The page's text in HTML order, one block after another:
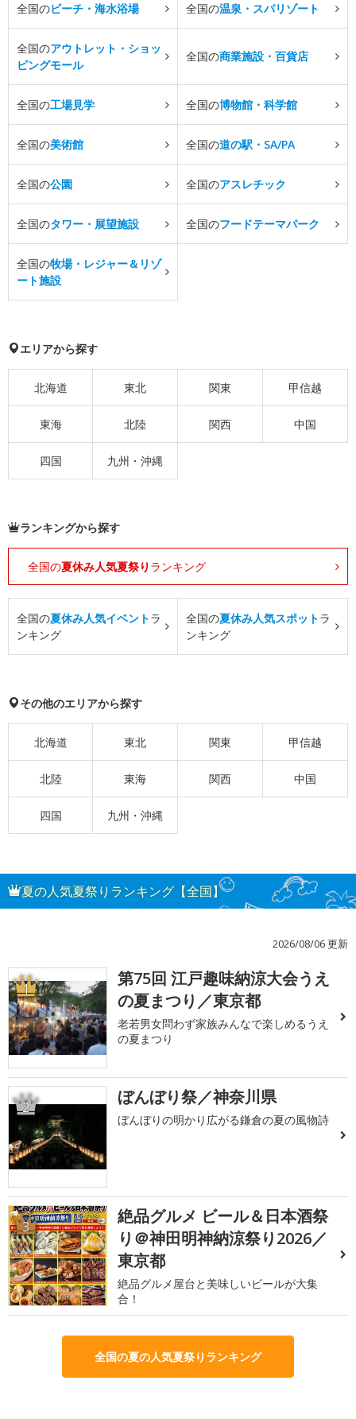
全国のビーチ・海水浴場 全国の温泉・スパリゾート
全国のアウトレット・ショッ
ピングモール
全国の商業施設・百貨店
全国の工場見学 全国の博物館・科学館
全国の美術館 全国の道の駅・SA/PA
全国の公園 全国のアスレチック
全国のタワー・展望施設 全国のフードテーマパーク
全国の牧場・レジャー＆リゾ
ート施設
エリアから探す
北海道 東北 関東 甲信越
東海 北陸 関西 中国
四国 九州・沖縄
ランキングから探す
全国の夏休み人気夏祭り ランキング
全国の夏休み人気イベントラ
ンキング
全国の夏休み人気スポットラ
ンキング
その他のエリアから探す
北海道 東北 関東 甲信越
北陸 東海 関西 中国
四国 九州・沖縄
夏の人気夏祭りランキング【全国】
2026/08/06 更新
1
第75回 江戸趣味納涼大会うえ
の夏まつり／東京都
老若男女問わず家族みんなで楽しめるうえ
の夏まつり
2 ぼんぼり祭／神奈川県
ぼんぼりの明かり広がる鎌倉の夏の風物詩
3
絶品グルメ ビール＆日本酒祭
り＠神田明神納涼祭り2026／
東京都
絶品グルメ屋台と美味しいビールが大集
合！
全国の夏の人気夏祭りランキング